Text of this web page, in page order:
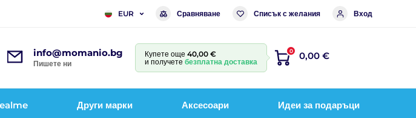
EUR Сравняване Списък с желания Вход
info@momanio.bg
Пишете ни
Купете още 40,00 €
и получете безплатна доставка
0 0,00 €
Други марки Аксесоари Идеи за подаръци